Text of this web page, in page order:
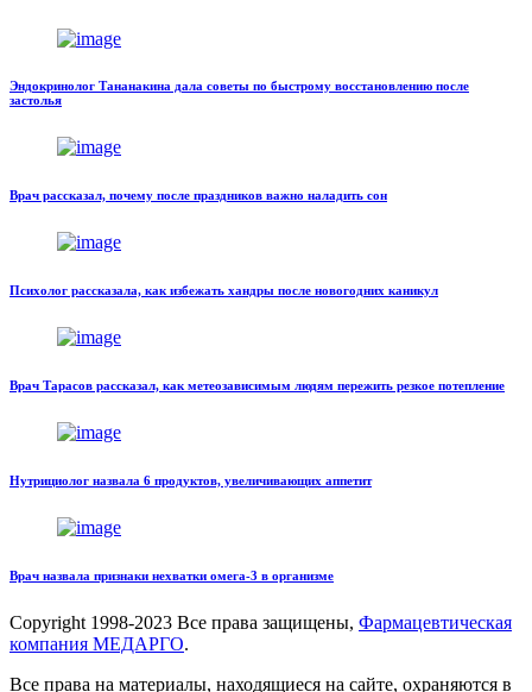
Эндокринолог Тананакина дала советы по быстрому восстановлению после
застолья
Врач рассказал, почему после праздников важно наладить сон
Психолог рассказала, как избежать хандры после новогодних каникул
Врач Тарасов рассказал, как метеозависимым людям пережить резкое потепление
Нутрициолог назвала 6 продуктов, увеличивающих аппетит
Врач назвала признаки нехватки омега-3 в организме
Copyright 1998-2023 Все права защищены, Фармацевтическая
компания МЕДАРГО.
Все права на материалы, находящиеся на сайте, охраняются в